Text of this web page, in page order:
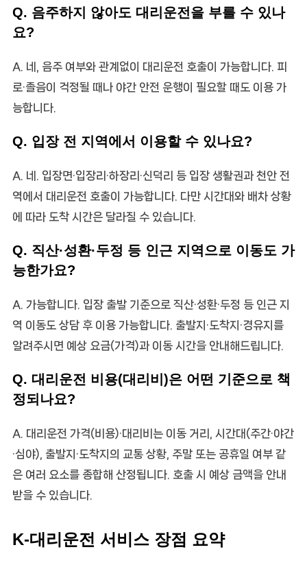
Q. 음주하지 않아도 대리운전을 부를 수 있나
요?
A. 네, 음주 여부와 관계없이 대리운전 호출이 가능합니다. 피
로·졸음이 걱정될 때나 야간 안전 운행이 필요할 때도 이용 가
능합니다.
Q. 입장 전 지역에서 이용할 수 있나요?
A. 네. 입장면·입장리·하장리·신덕리 등 입장 생활권과 천안 전
역에서 대리운전 호출이 가능합니다. 다만 시간대와 배차 상황
에 따라 도착 시간은 달라질 수 있습니다.
Q. 직산·성환·두정 등 인근 지역으로 이동도 가
능한가요?
A. 가능합니다. 입장 출발 기준으로 직산·성환·두정 등 인근 지
역 이동도 상담 후 이용 가능합니다. 출발지·도착지·경유지를
알려주시면 예상 요금(가격)과 이동 시간을 안내해드립니다.
Q. 대리운전 비용(대리비)은 어떤 기준으로 책
정되나요?
A. 대리운전 가격(비용)·대리비는 이동 거리, 시간대(주간·야간
·심야), 출발지·도착지의 교통 상황, 주말 또는 공휴일 여부 같
은 여러 요소를 종합해 산정됩니다. 호출 시 예상 금액을 안내
받을 수 있습니다.
K-대리운전 서비스 장점 요약